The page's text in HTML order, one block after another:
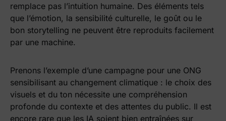
remplace pas l’intuition humaine. Des éléments tels
que l’émotion, la sensibilité culturelle, le goût ou le
bon storytelling ne peuvent être reproduits facilement
par une machine.
Prenons l’exemple d’une campagne pour une ONG
sensibilisant au changement climatique : le choix des
visuels et du ton nécessite une compréhension
profonde du contexte et des attentes du public. Il est
encore rare que les IA soient bien entraînées sur